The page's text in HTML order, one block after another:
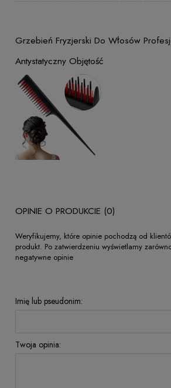
Grzebień Fryzjerski Do Włosów
Antystatyczny Objętość
OPINIE O PRODUKCIE (0)
Weryfikujemy, które opinie pochodzą od
produkt. Po zatwierdzeniu wyświetlamy
negatywne opinie
Imię lub pseudonim:
Twoja opinia: